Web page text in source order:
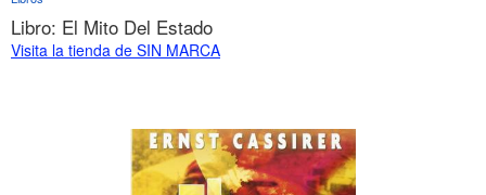
Libro: El Mito Del Estado
Visita la tienda de SIN MARCA